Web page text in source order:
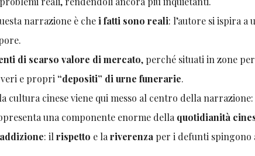
narrazione è chei fatti sono reali: l’autore si ispira a
di scarso valore di mercato, perché situati in zone
e propri “depositi” di urne funerarie.
cultura cinese viene qui messo al centro della
una componente enorme della quotidianità
: ilrispetto e lariverenza per i defunti spingono